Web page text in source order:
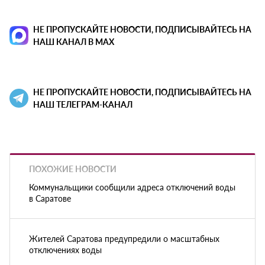
НЕ ПРОПУСКАЙТЕ НОВОСТИ, ПОДПИСЫВАЙТЕСЬ НА
НАШ КАНАЛ В MAX
НЕ ПРОПУСКАЙТЕ НОВОСТИ, ПОДПИСЫВАЙТЕСЬ НА
НАШ ТЕЛЕГРАМ-КАНАЛ
ПОХОЖИЕ НОВОСТИ
Коммунальщики сообщили адреса отключений воды
в Саратове
Жителей Саратова предупредили о масштабных
отключениях воды